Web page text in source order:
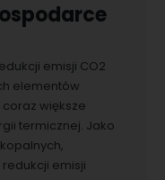
emisji CO2
elementów
większe
termicznej. Jako
emisji